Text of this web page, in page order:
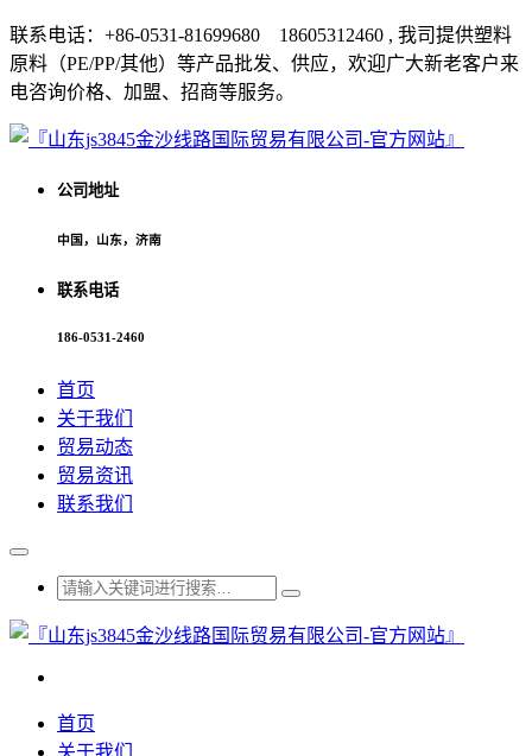
联系电话：+86-0531-81699680 18605312460 , 我司提供塑料
原料（PE/PP/其他）等产品批发、供应，欢迎广大新老客户来
电咨询价格、加盟、招商等服务。
公司地址
中国，山东，济南
联系电话
186-0531-2460
首页
关于我们
贸易动态
贸易资讯
联系我们
首页
关于我们